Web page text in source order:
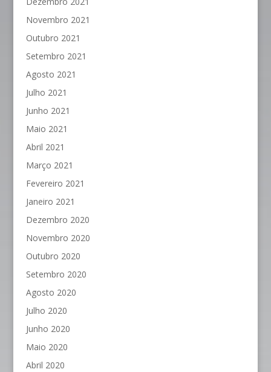
Novembro 2021
Outubro 2021
Setembro 2021
Agosto 2021
Julho 2021
Junho 2021
Maio 2021
Abril 2021
Março 2021
Fevereiro 2021
Janeiro 2021
Dezembro 2020
Novembro 2020
Outubro 2020
Setembro 2020
Agosto 2020
Julho 2020
Junho 2020
Maio 2020
Abril 2020